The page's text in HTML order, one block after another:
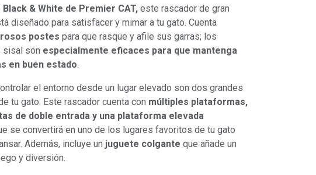
Black & White de Premier CAT, este rascador de gran
diseñado para satisfacer y mimar a tu gato. Cuenta
postes para que rasque y afile sus garras; los
sisal son especialmente eficaces para que mantenga
en buen estado.
el entorno desde un lugar elevado son dos grandes
tu gato. Este rascador cuenta con múltiples plataformas,
de doble entrada y una plataforma elevada
se convertirá en uno de los lugares favoritos de tu gato
Además, incluye un juguete colgante que añade un
y diversión.